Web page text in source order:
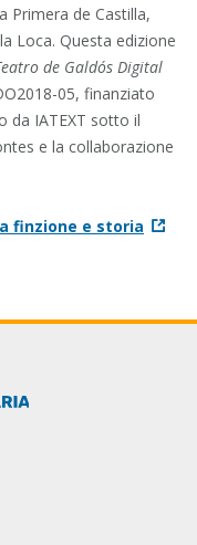
Primera de Castilla,
Loca. Questa edizione
de Galdós Digital
05, finanziato
da IATEXT sotto il
e la collaborazione
finzione e storia